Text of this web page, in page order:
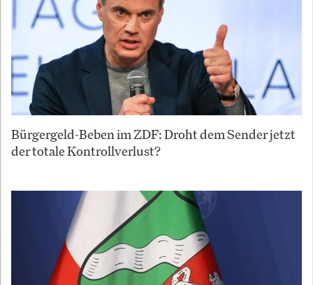
Bürgergeld-Beben im ZDF: Droht dem Sender jetzt
der totale Kontrollverlust?